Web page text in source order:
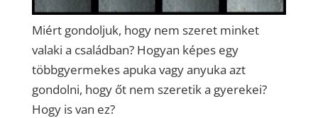
Miért gondoljuk, hogy nem szeret minket
valaki a családban? Hogyan képes egy
többgyermekes apuka vagy anyuka azt
gondolni, hogy őt nem szeretik a gyerekei?
Hogy is van ez?